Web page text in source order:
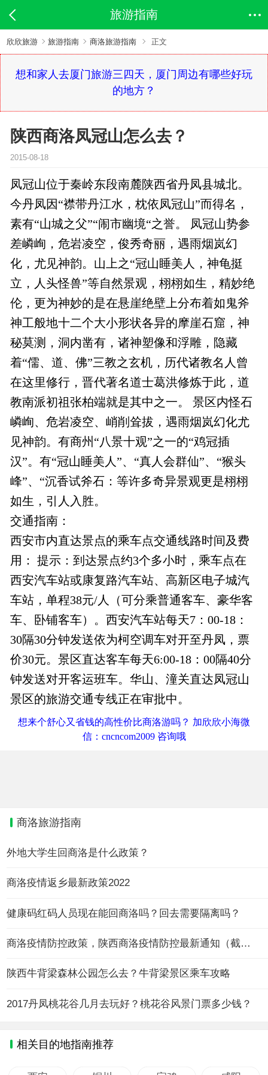
旅游指南
欣欣旅游 旅游指南 商洛旅游指南 正文
想和家人去厦门旅游三四天，厦门周边有哪些好玩
的地方？
陕西商洛凤冠山怎么去？
2015-08-18
凤冠山位于秦岭东段南麓陕西省丹凤县城北。
今丹凤因“襟带丹江水，枕依凤冠山”而得名，
素有“山城之父”“闹市幽境“之誉。 凤冠山势参
差嶙峋，危岩凌空，俊秀奇丽，遇雨烟岚幻
化，尤见神韵。山上之“冠山睡美人，神龟挺
立，人头怪兽”等自然景观，栩栩如生，精妙绝
伦，更为神妙的是在悬崖绝壁上分布着如鬼斧
神工般地十二个大小形状各异的摩崖石窟，神
秘莫测，洞内凿有，诸神塑像和浮雕，隐藏
着“儒、道、佛”三教之玄机，历代诸教名人曾
在这里修行，晋代著名道士葛洪修炼于此，道
教南派初祖张柏端就是其中之一。 景区内怪石
嶙峋、危岩凌空、峭削耸拔，遇雨烟岚幻化尤
见神韵。有商州“八景十观”之一的“鸡冠插
汉”。有“冠山睡美人”、“真人会群仙”、“猴头
峰”、“沉香试斧石：等许多奇异景观更是栩栩
如生，引人入胜。
交通指南：
西安市内直达景点的乘车点交通线路时间及费
用： 提示：到达景点约3个多小时，乘车点在
西安汽车站或康复路汽车站、高新区电子城汽
车站，单程38元/人（可分乘普通客车、豪华客
车、卧铺客车）。西安汽车站每天7：00-18：
30隔30分钟发送依为柯空调车对开至丹凤，票
价30元。景区直达客车每天6:00-18：00隔40分
钟发送对开客运班车。华山、潼关直达凤冠山
景区的旅游交通专线正在审批中。
想来个舒心又省钱的高性价比商洛游吗？ 加欣欣小海微
信：cncncom2009 咨询哦
商洛旅游指南
外地大学生回商洛是什么政策？
商洛疫情返乡最新政策2022
健康码红码人员现在能回商洛吗？回去需要隔离吗？
商洛疫情防控政策，陕西商洛疫情防控最新通知（截止8月3日）
陕西牛背梁森林公园怎么去？牛背梁景区乘车攻略
2017丹凤桃花谷几月去玩好？桃花谷风景门票多少钱？
相关目的地指南推荐